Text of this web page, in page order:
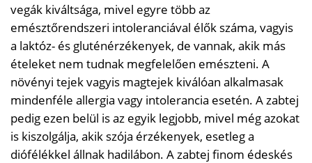
vegák kiváltsága, mivel egyre több az
emésztőrendszeri intoleranciával élők száma, vagyis
a laktóz- és gluténérzékenyek, de vannak, akik más
ételeket nem tudnak megfelelően emészteni. A
növényi tejek vagyis magtejek kiválóan alkalmasak
mindenféle allergia vagy intolerancia esetén. A zabtej
pedig ezen belül is az egyik legjobb, mivel még azokat
is kiszolgálja, akik szója érzékenyek, esetleg a
diófélékkel állnak hadilábon. A zabtej finom édeskés